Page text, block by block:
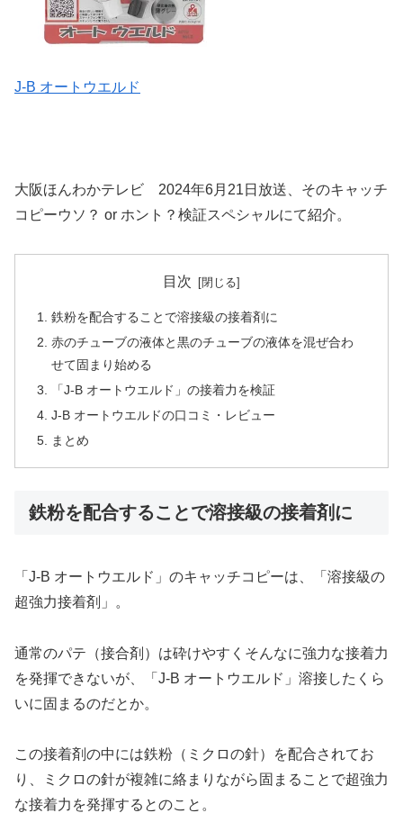
J-B オートウエルド
大阪ほんわかテレビ 2024年6月21日放送、そのキャッチ
コピーウソ？ or ホント？検証スペシャルにて紹介。
目次
鉄粉を配合することで溶接級の接着剤に
赤のチューブの液体と黒のチューブの液体を混ぜ合わ
せて固まり始める
「J-B オートウエルド」の接着力を検証
J-B オートウエルドの口コミ・レビュー
まとめ
鉄粉を配合することで溶接級の接着剤に
「J-B オートウエルド」のキャッチコピーは、「溶接級の
超強力接着剤」。
通常のパテ（接合剤）は砕けやすくそんなに強力な接着力
を発揮できないが、「J-B オートウエルド」溶接したくら
いに固まるのだとか。
この接着剤の中には鉄粉（ミクロの針）を配合されてお
り、ミクロの針が複雑に絡まりながら固まることで超強力
な接着力を発揮するとのこと。